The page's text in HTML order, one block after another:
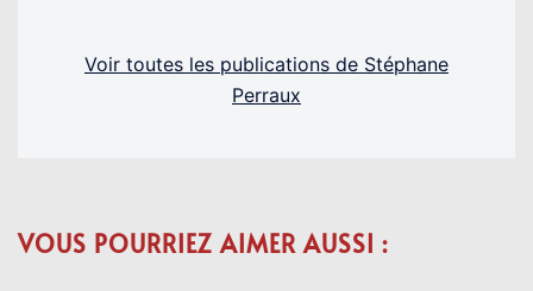
Voir toutes les publications de Stéphane
Perraux
VOUS POURRIEZ AIMER AUSSI :